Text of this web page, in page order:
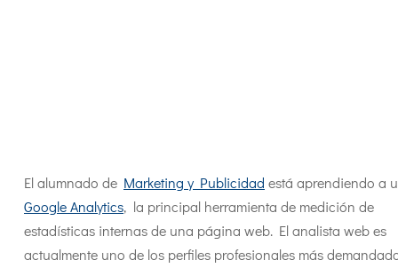
El alumnado de Marketing y Publicidad está aprendiendo a
Google Analytics, la principal herramienta de medición de
estadísticas internas de una página web. El analista web es
actualmente uno de los perfiles profesionales más